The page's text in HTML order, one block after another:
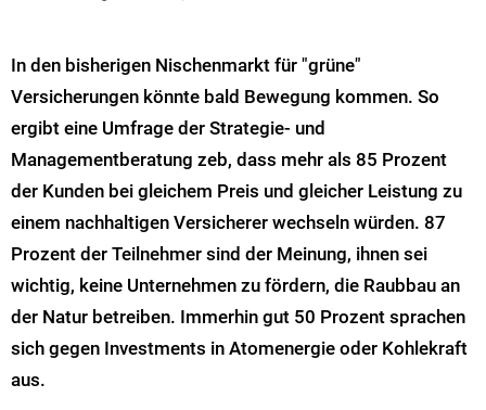
In den bisherigen Nischenmarkt für "grüne"
Versicherungen könnte bald Bewegung kommen. So
ergibt eine Umfrage der Strategie- und
Managementberatung zeb, dass mehr als 85 Prozent
der Kunden bei gleichem Preis und gleicher Leistung zu
einem nachhaltigen Versicherer wechseln würden. 87
Prozent der Teilnehmer sind der Meinung, ihnen sei
wichtig, keine Unternehmen zu fördern, die Raubbau an
der Natur betreiben. Immerhin gut 50 Prozent sprachen
sich gegen Investments in Atomenergie oder Kohlekraft
aus.